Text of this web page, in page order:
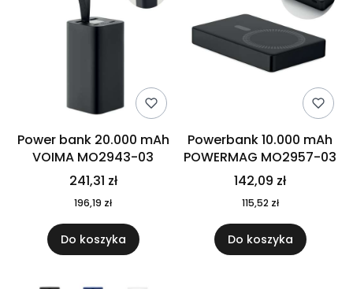
Power bank 20.000 mAh
VOIMA MO2943-03
241,31 zł
196,19 zł
Do koszyka
Powerbank 10.000 mAh
POWERMAG MO2957-03
142,09 zł
115,52 zł
Do koszyka